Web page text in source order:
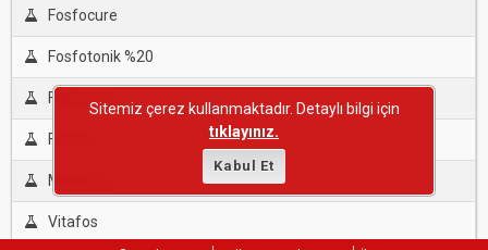
Fosfocure
Fosfotonik %20
Fosfovet
Foston
Metafos
Vitafos
Sitemiz çerez kullanmaktadır. Detaylı bilgi için
tıklayınız.
Kabul Et